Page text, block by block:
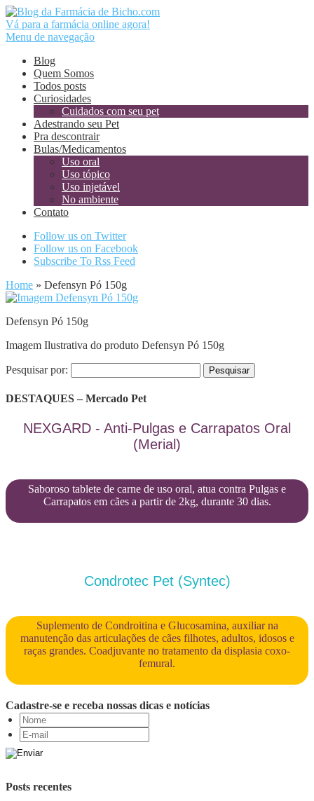
Vá para a farmácia online agora!
Menu de navegação
Blog
Quem Somos
Todos posts
Curiosidades
Cuidados com seu pet
Adestrando seu Pet
Pra descontrair
Bulas/Medicamentos
Uso oral
Uso tópico
Uso injetável
No ambiente
Contato
Follow us on Twitter
Follow us on Facebook
Subscribe To Rss Feed
Home » Defensyn Pó 150g
Defensyn Pó 150g
Imagem Ilustrativa do produto Defensyn Pó 150g
Pesquisar por:
DESTAQUES – Mercado Pet
NEXGARD - Anti-Pulgas e Carrapatos Oral
(Merial)
Saboroso tablete de carne de uso oral, atua contra Pulgas e
Carrapatos em cães a partir de 2kg, durante 30 dias.
Condrotec Pet (Syntec)
Suplemento de Condroitina e Glucosamina, auxiliar na
manutenção das articulações de cães filhotes, adultos, idosos e
raças grandes. Coadjuvante no tratamento da displasia coxo-
femural.
Cadastre-se e receba nossas dicas e notícias
Posts recentes